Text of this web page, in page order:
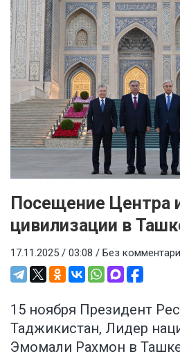
Посещение Центра
цивилизации в
17.11.2025 / 03:08 / Без
15 ноября Президент
Таджикистан, Лидер
Эмомали Рахмон в